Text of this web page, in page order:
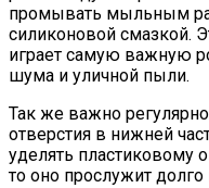
промывать мыльным
силиконовой смазкой.
играет самую важную
шума и уличной пыли.
Так же важно
отверстия в нижней
уделять пластиковому
то оно прослужит